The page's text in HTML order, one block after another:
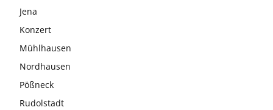
Jena
Konzert
Mühlhausen
Nordhausen
Pößneck
Rudolstadt